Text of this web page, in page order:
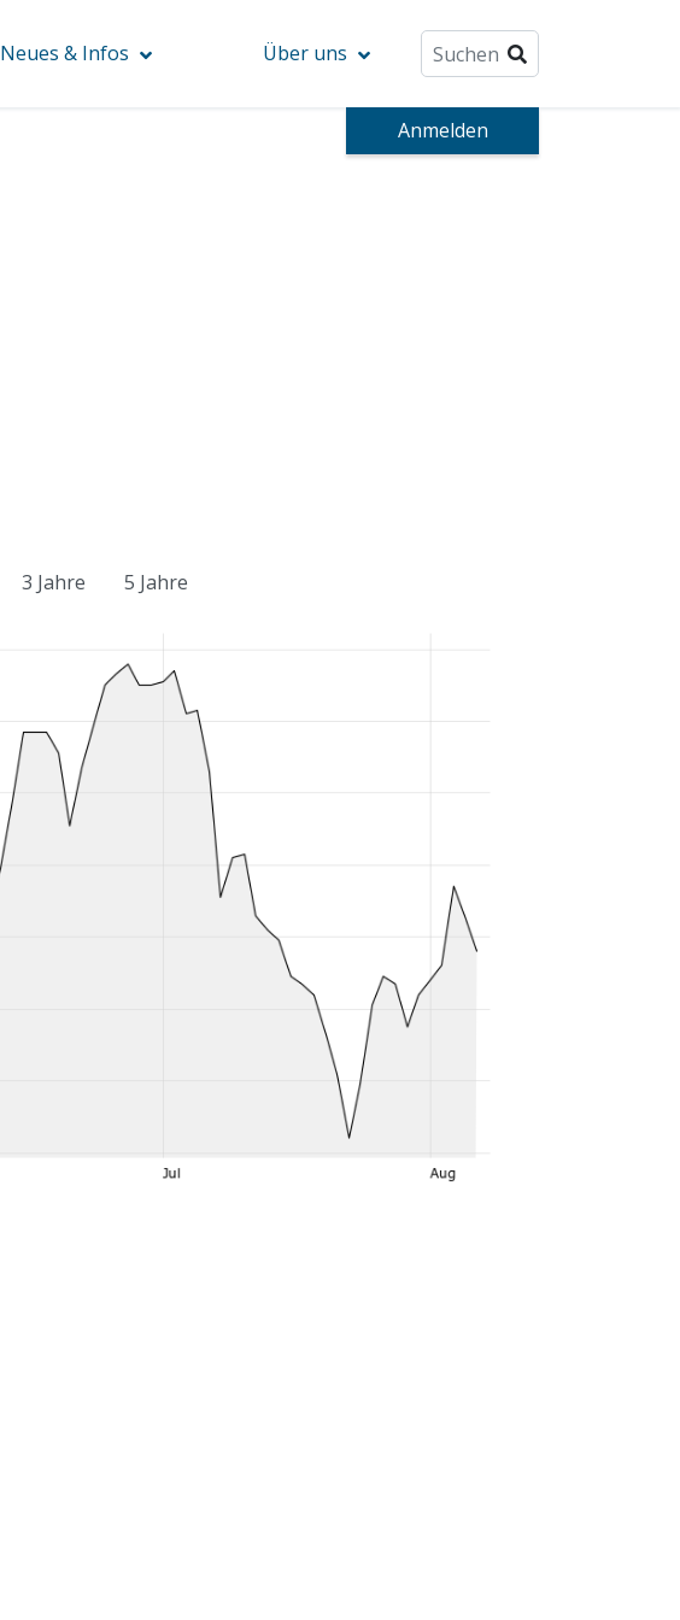
Neues & Infos Über uns
Anmelden
3 Jahre 5 Jahre